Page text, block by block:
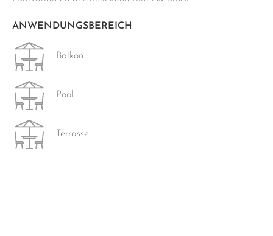
ANWENDUNGSBEREICH
Balkon
Pool
Terrasse